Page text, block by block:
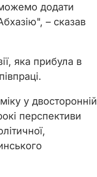
додати
– сказав
яка прибула в
у двосторонній
перспективи